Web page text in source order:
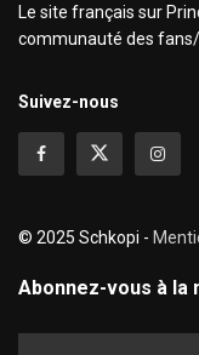
Le site français sur
communauté des
Suivez-nous
© 2025 Schkopi -
Abonnez-vous à la